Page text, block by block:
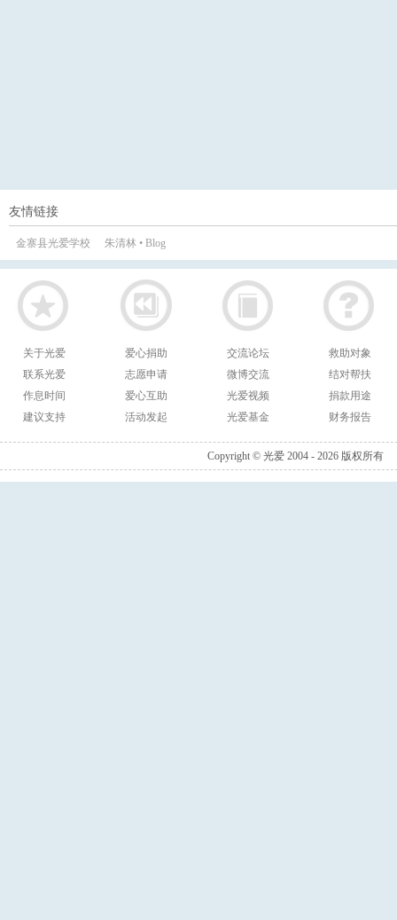
友情链接
金寨县光爱学校 朱清林 • Blog
关于光爱
联系光爱
作息时间
建议支持
爱心捐助
志愿申请
爱心互助
活动发起
交流论坛
微博交流
光爱视频
光爱基金
救助对象
结对帮扶
捐款用途
财务报告
Copyright © 光爱 2004 - 2026 版权所有